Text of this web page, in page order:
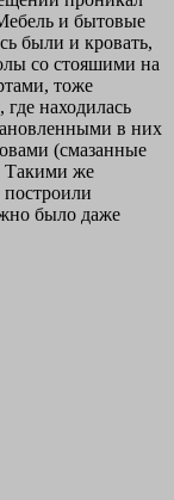
и бытовые
были и кровать,
со стояшими на
тоже
находилась
в них
(смазанные
Такими же
было даже